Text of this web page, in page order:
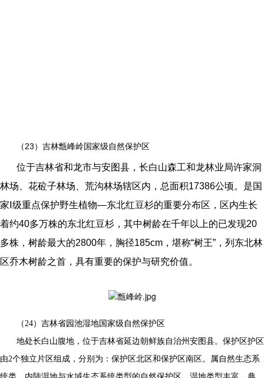
（23）吉林甑峰岭国家级自然保护区
位于吉林省和龙市与安图县，长白山森工和龙林业局许家洞
林场、花砬子林场、荒沟林场辖区内，总面积17386公顷。是国
家Ⅰ级重点保护野生植物—东北红豆杉的重要分布区，区内生长
着约40多万株的东北红豆杉，其中树龄在千年以上的已发现20
多株，树龄最大的2800年，胸径185cm，堪称“树王”，列东北林
区乔木树龄之首，具有重要的保护与研究价值。
（24）吉林省园池湿地国家级自然保护区
地处长白山腹地，位于吉林省延边朝鲜族自治州安图县。保护区护区
由2个独立片区组成，分别为：保护区北区和保护区南区。属自然生态系